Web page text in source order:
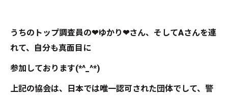
うちのトップ調査員の❤ゆかり❤さん、そしてAさんを連
れて、自分も真面目に
参加しております(*^_^*)
上記の協会は、日本では唯一認可された団体でして、警